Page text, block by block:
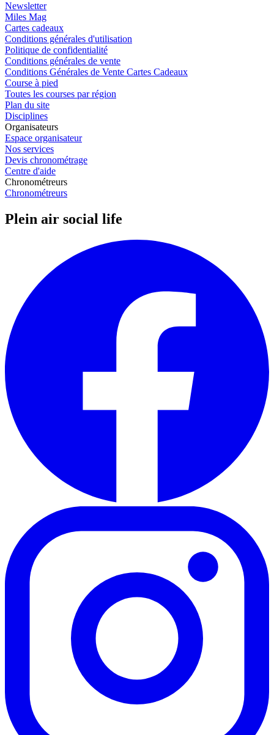
Newsletter
Miles Mag
Cartes cadeaux
Conditions générales d'utilisation
Politique de confidentialité
Conditions générales de vente
Conditions Générales de Vente Cartes Cadeaux
Course à pied
Toutes les courses par région
Plan du site
Disciplines
Organisateurs
Espace organisateur
Nos services
Devis chronométrage
Centre d'aide
Chronométreurs
Chronométreurs
Plein air social life